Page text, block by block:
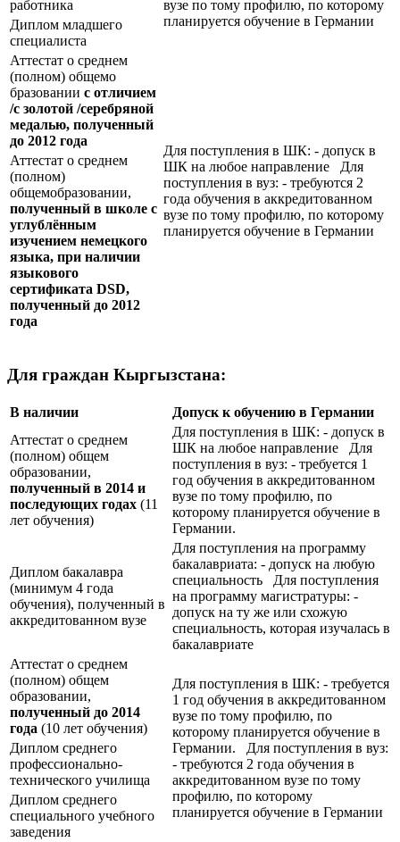
вузе по тому профилю, по которому
планируется обучение в Германии
работника
Диплом младшего
специалиста
Аттестат о среднем
(полном) общемо
бразовании с отличием
/с золотой /серебряной
медалью, полученный
до 2012 года
Для поступления в ШК: - допуск в
ШК на любое направление Для
поступления в вуз: - требуются 2
года обучения в аккредитованном
вузе по тому профилю, по которому
планируется обучение в Германии
Аттестат о среднем
(полном)
общемобразовании,
полученный в школе с
углублённым
изучением немецкого
языка, при наличии
языкового
сертификата DSD,
полученный до 2012
года
Для граждан Кыргызстана:
В наличии
Допуск к обучению в Германии
Аттестат о среднем
(полном) общем
образовании,
полученный в 2014 и
последующих годах (11
лет обучения)
Для поступления в ШК: - допуск в
ШК на любое направление Для
поступления в вуз: - требуется 1
год обучения в аккредитованном
вузе по тому профилю, по
которому планируется обучение в
Германии.
Диплом бакалавра
(минимум 4 года
обучения), полученный в
аккредитованном вузе
Для поступления на программу
бакалавриата: - допуск на любую
специальность Для поступления
на программу магистратуры: -
допуск на ту же или схожую
специальность, которая изучалась в
бакалавриате
Аттестат о среднем
(полном) общем
образовании,
полученный до 2014
года (10 лет обучения)
Для поступления в ШК: - требуется
1 год обучения в аккредитованном
вузе по тому профилю, по
которому планируется обучение в
Германии. Для поступления в вуз:
- требуются 2 года обучения в
аккредитованном вузе по тому
профилю, по которому
планируется обучение в Германии
Диплом среднего
профессионально-
технического училища
Диплом среднего
специального учебного
заведения